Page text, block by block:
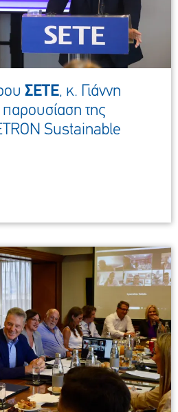
ΣΕΤΕ, κ. Γιάννη
παρουσίαση της
Sustainable